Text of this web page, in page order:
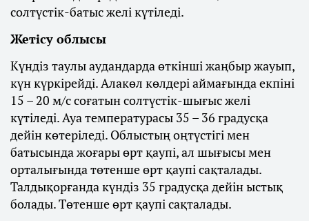
солтүстік-батыс желі күтіледі.
Жетісу облысы
Күндіз таулы аудандарда өткінші жаңбыр жауып,
күн күркірейді. Алакөл көлдері аймағында екпіні
15 – 20 м/с соғатын солтүстік-шығыс желі
күтіледі. Ауа температурасы 35 – 36 градусқа
дейін көтеріледі. Облыстың оңтүстігі мен
батысында жоғары өрт қаупі, ал шығысы мен
орталығында төтенше өрт қаупі сақталады.
Талдықорғанда күндіз 35 градусқа дейін ыстық
болады. Төтенше өрт қаупі сақталады.